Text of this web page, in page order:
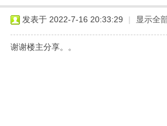
发表于 2022-7-16 20:33:29 | 显示全
谢谢楼主分享。。